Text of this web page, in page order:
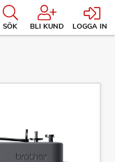
SÖK BLI KUND LOGGA IN